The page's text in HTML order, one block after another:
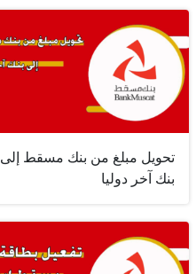
تحويل مبلغ من بنك مسقط إلى
بنك آخر دوليا